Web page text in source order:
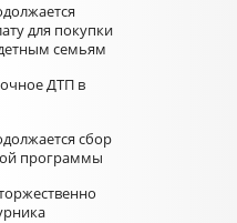
для покупки
семьям
ДТП в
сбор
программы